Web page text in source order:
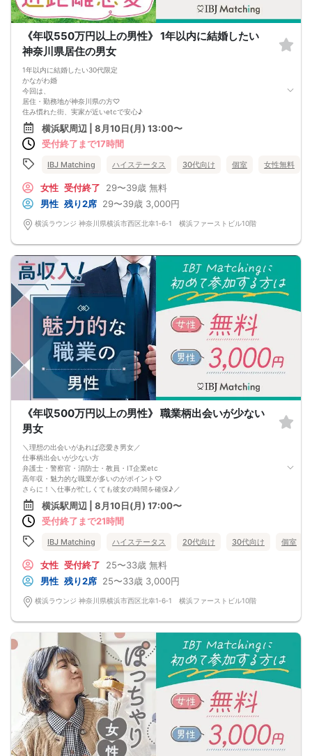
《年収550万円以上の男性》 1年以内に結婚したい
神奈川県居住の男女
1年以内に結婚したい30代限定
かながわ婚
今回は、
居住・勤務地が神奈川県の方♡
住み慣れた街、実家が近いetcで安心♪
しっかりとゴールを決めたお付き合いなら、
きっと交際 結婚までもスムーズに！
真剣度の高い男女で未来に繋がる出会いを＆hellip＆＆
横浜駅周辺 | 8月10日(月) 13:00〜
受付終了まで17時間
IBJ Matching ハイステータス 30代向け 個室 女性無料
女性 受付終了 29〜39歳 無料
男性 残り2席 29〜39歳 3,000円
横浜ラウンジ 神奈川県横浜市西区北幸1‐6‐1 横浜ファーストビル10階
《年収500万円以上の男性》 職業柄出会いが少ない
男女
＼理想の出会いがあれば恋愛き男女／
仕事柄出会いが少ない方
弁護士・警察官・消防士・教員・IT企業etc
高年収・魅力的な職業が多いのがポイント♡
さらに！＼仕事が忙しくても彼女の時間を確保♪／
恋人との時間を大切にしたい方で
お集まりいただきます！
恋人思いのやさしい人と素敵な恋が始められる♪
初々しくて楽しい恋がスタートしちゃうかも♪
横浜駅周辺 | 8月10日(月) 17:00〜
受付終了まで21時間
IBJ Matching ハイステータス 20代向け 30代向け 個室
女性 受付終了 25〜33歳 無料
男性 残り2席 25〜33歳 3,000円
横浜ラウンジ 神奈川県横浜市西区北幸1‐6‐1 横浜ファーストビル10階